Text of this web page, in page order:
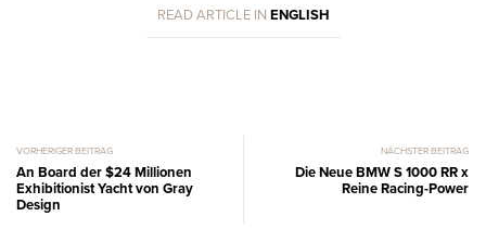
READ ARTICLE IN ENGLISH
VORHERIGER BEITRAG
An Board der $24 Millionen
Exhibitionist Yacht von Gray
Design
NÄCHSTER BEITRAG
Die Neue BMW S 1000 RR x
Reine Racing-Power